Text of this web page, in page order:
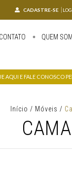
CADASTRE-SE
CONTATO QUEM
AQUI E FALE CONOSCO
Início / Móveis /
CAMA